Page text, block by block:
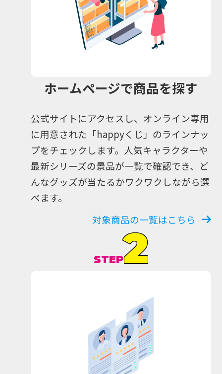
ホームページで商品を探す
公式サイトにアクセスし、オンライン専用
に用意された「happyくじ」のラインナッ
プをチェックします。人気キャラクターや
最新シリーズの景品が一覧で確認でき、ど
んなグッズが当たるかワクワクしながら選
べます。
対象商品の一覧はこちら
STEP2